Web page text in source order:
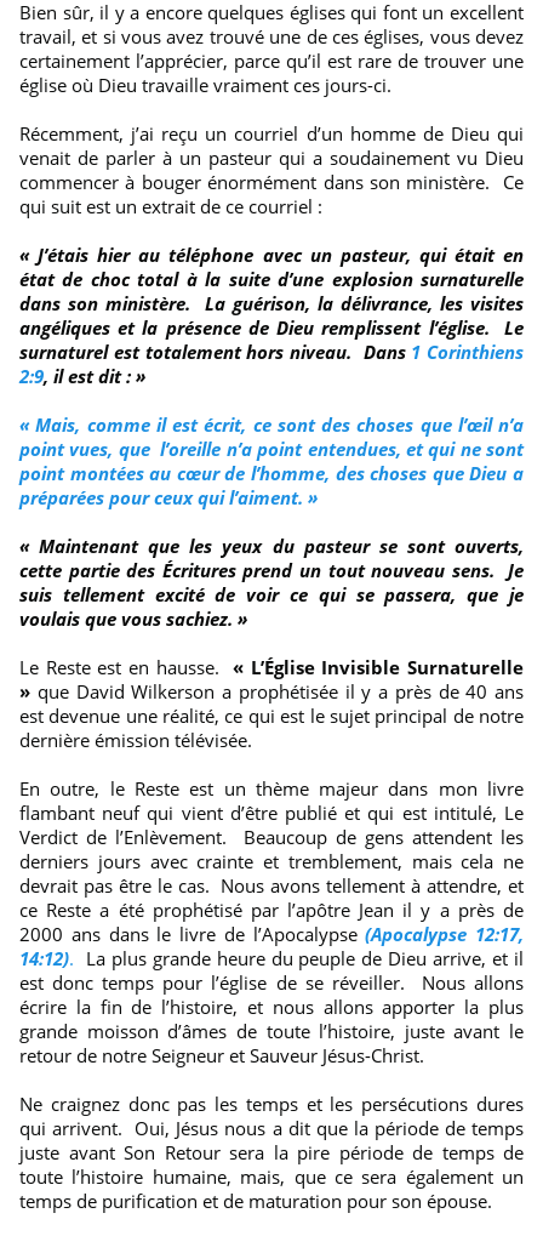
Bien sûr, il y a encore quelques églises qui font un excellent
travail, et si vous avez trouvé une de ces églises, vous devez
certainement l’apprécier, parce qu’il est rare de trouver une
église où Dieu travaille vraiment ces jours-ci.
Récemment, j’ai reçu un courriel d’un homme de Dieu qui
venait de parler à un pasteur qui a soudainement vu Dieu
commencer à bouger énormément dans son ministère. Ce
qui suit est un extrait de ce courriel :
« J’étais hier au téléphone avec un pasteur, qui était en
état de choc total à la suite d’une explosion surnaturelle
dans son ministère. La guérison, la délivrance, les visites
angéliques et la présence de Dieu remplissent l’église. Le
surnaturel est totalement hors niveau. Dans 1 Corinthiens
2:9, il est dit : »
« Mais, comme il est écrit, ce sont des choses que l’œil n’a
point vues, que l’oreille n’a point entendues, et qui ne sont
point montées au cœur de l’homme, des choses que Dieu a
préparées pour ceux qui l’aiment. »
« Maintenant que les yeux du pasteur se sont ouverts,
cette partie des Écritures prend un tout nouveau sens. Je
suis tellement excité de voir ce qui se passera, que je
voulais que vous sachiez. »
Le Reste est en hausse.
« L’Église Invisible Surnaturelle
» que David Wilkerson a prophétisée il y a près de 40 ans
est devenue une réalité, ce qui est le sujet principal de notre
dernière émission télévisée.
En outre, le Reste est un thème majeur dans mon livre
flambant neuf qui vient d’être publié et qui est intitulé, Le
Verdict de l’Enlèvement. Beaucoup de gens attendent les
derniers jours avec crainte et tremblement, mais cela ne
devrait pas être le cas. Nous avons tellement à attendre, et
ce Reste a été prophétisé par l’apôtre Jean il y a près de
2000 ans dans le livre de l’Apocalypse (Apocalypse 12:17,
14:12). La plus grande heure du peuple de Dieu arrive, et il
est donc temps pour l’église de se réveiller. Nous allons
écrire la fin de l’histoire, et nous allons apporter la plus
grande moisson d’âmes de toute l’histoire, juste avant le
retour de notre Seigneur et Sauveur Jésus-Christ.
Ne craignez donc pas les temps et les persécutions dures
qui arrivent. Oui, Jésus nous a dit que la période de temps
juste avant Son Retour sera la pire période de temps de
toute l’histoire humaine, mais, que ce sera également un
temps de purification et de maturation pour son épouse.